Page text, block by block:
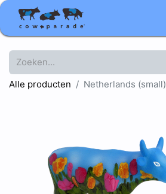
Alle producten Netherlands (small)